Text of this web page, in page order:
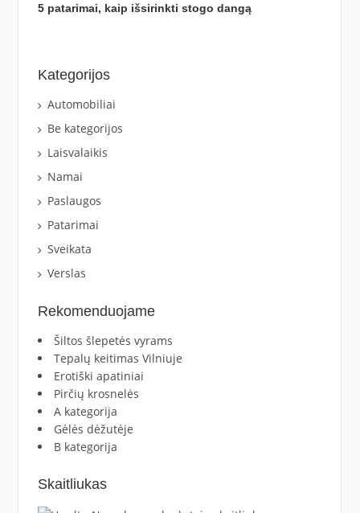
5 patarimai, kaip išsirinkti stogo dangą
Kategorijos
Automobiliai
Be kategorijos
Laisvalaikis
Namai
Paslaugos
Patarimai
Sveikata
Verslas
Rekomenduojame
Šiltos šlepetės vyrams
Tepalų keitimas Vilniuje
Erotiški apatiniai
Pirčių krosnelės
A kategorija
Gėlės dėžutėje
B kategorija
Skaitliukas